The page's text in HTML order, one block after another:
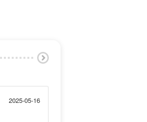
2025-05-16